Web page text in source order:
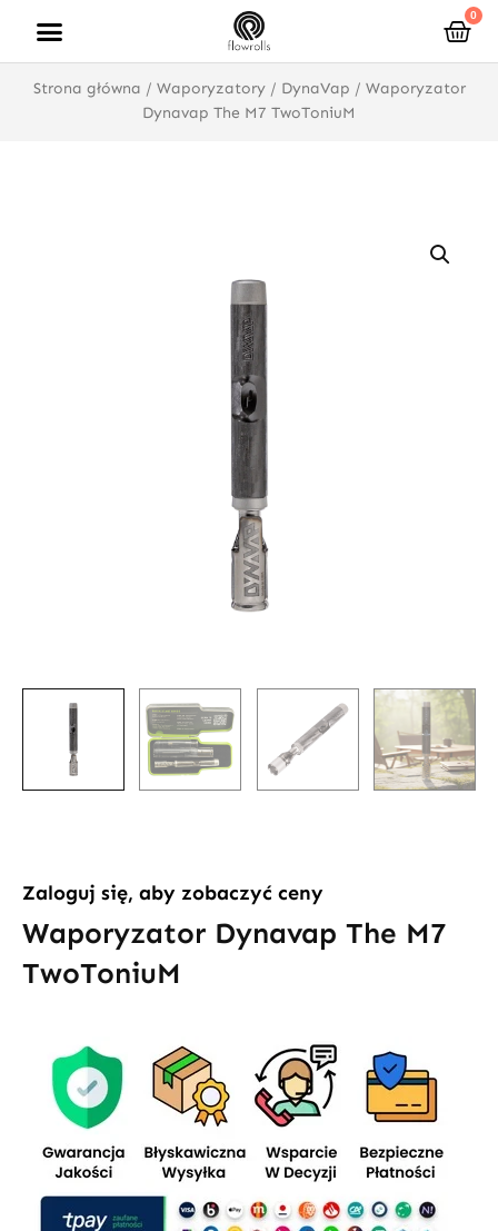
treści
0
Strona główna / Waporyzatory/ DynaVap / Waporyzator
Dynavap The M7 TwoToniuM
Zaloguj się, aby zobaczyć ceny
Waporyzator Dynavap The M7
TwoToniuM